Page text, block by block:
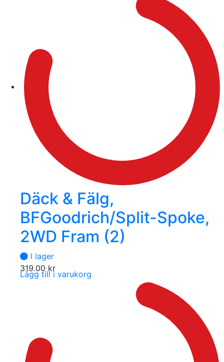
Däck & Fälg,
BFGoodrich/Split-Spoke,
2WD Fram (2)
I lager
319.00 kr
Lägg till i varukorg